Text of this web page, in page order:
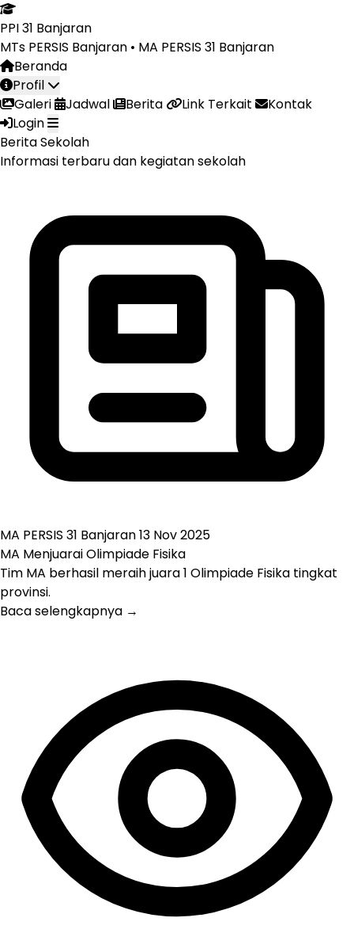
PPI 31 Banjaran
MTs PERSIS Banjaran • MA PERSIS 31 Banjaran
Beranda
Profil
Galeri
Jadwal Berita Link Terkait
Kontak
LoginOpen main menu
Berita Sekolah
Informasi terbaru dan kegiatan sekolah
MA PERSIS 31 Banjaran13 Nov 2025
MA Menjuarai Olimpiade Fisika
Tim MA berhasil meraih juara 1 Olimpiade Fisika tingkat
provinsi.
Baca selengkapnya →